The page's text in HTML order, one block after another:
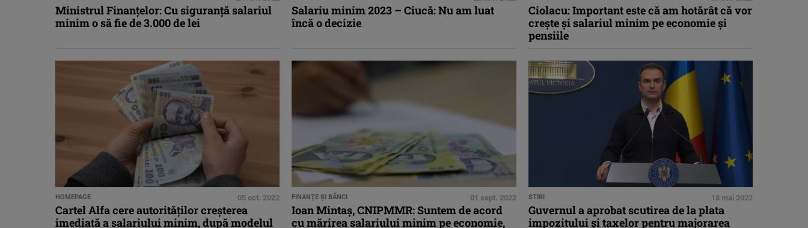
Ministrul Finanţelor: Cu siguranţă salariul
minim o să fie de 3.000 de lei
Salariu minim 2023 – Ciucă: Nu am luat
încă o decizie
Ciolacu: Important este că am hotărât că vor
creşte şi salariul minim pe economie şi
pensiile
HOMEPAGE 05 oct. 2022
Cartel Alfa cere autorităţilor creşterea
imediată a salariului minim, după modelul
FINANŢE ŞI BĂNCI 01 sept. 2022
Ioan Mintaş, CNIPMMR: Suntem de acord
cu mărirea salariului minim pe economie,
STIRI 18 mai 2022
Guvernul a aprobat scutirea de la plata
impozitului şi taxelor pentru majorarea